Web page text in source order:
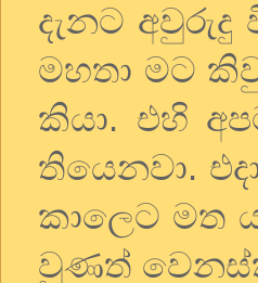
දැනට
මහතා මට
කියා. එහි
තියෙනවා.
කාලෙට මත
වුණත්